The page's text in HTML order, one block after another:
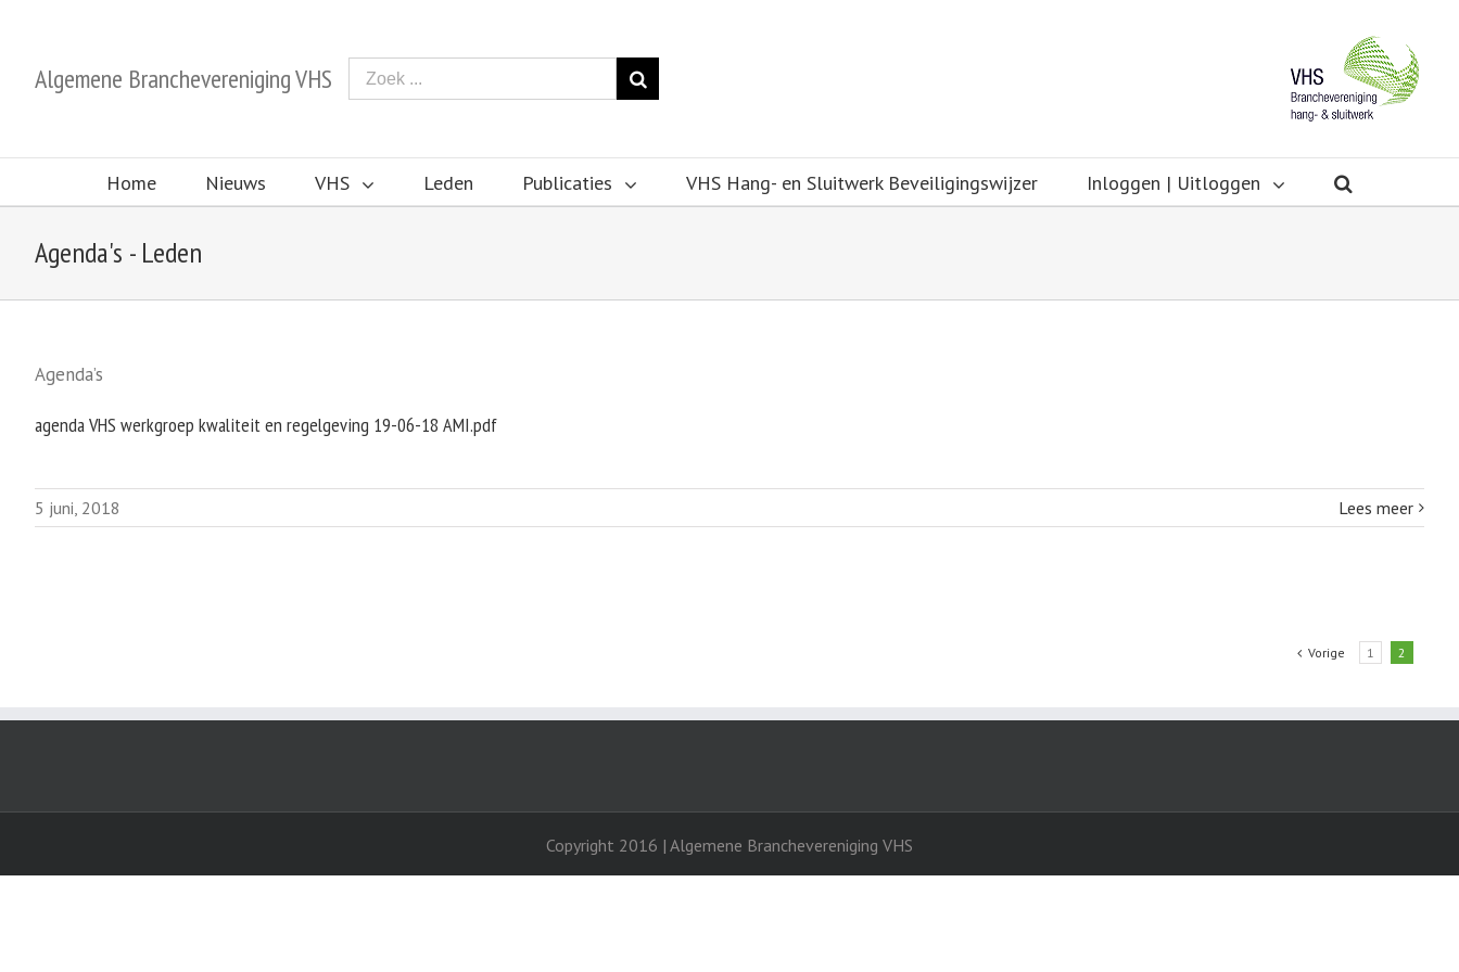
Algemene Branchevereniging VHS
Home Nieuws VHS Leden Publicaties VHS Hang- en Sluitwerk Beveiligingswijzer Inloggen | Uitloggen
Agenda's - Leden
Agenda’s
agenda VHS werkgroep kwaliteit en regelgeving 19-06-18 AMI.pdf
5 juni, 2018 Lees meer
Vorige 1 2
Copyright 2016 | Algemene Branchevereniging VHS